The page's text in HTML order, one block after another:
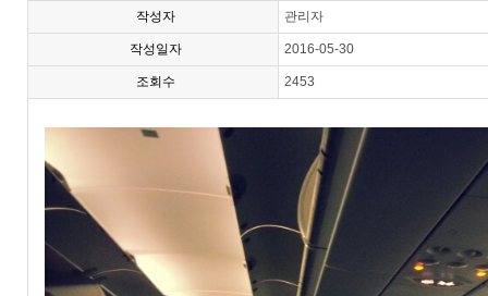
작성자 관리자
작성일자 2016-05-30
조회수 2453